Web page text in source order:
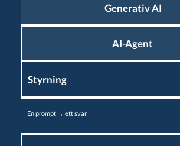
Generativ AI
AI-Agent
Styrning
En prompt → ett svar